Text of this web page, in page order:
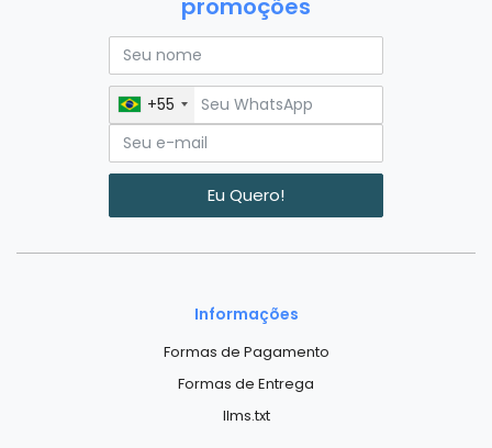
promoções
+55
Eu Quero!
Informações
Formas de Pagamento
Formas de Entrega
llms.txt